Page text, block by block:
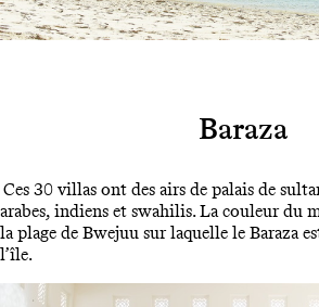
Baraza
Ces 30 villas ont des airs de palais de
arabes, indiens et swahilis. La couleur du
la plage de Bwejuu sur laquelle le Baraza
l’île.